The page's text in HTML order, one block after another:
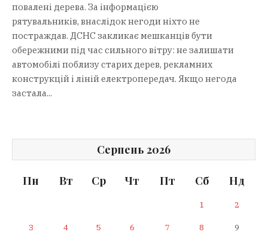
повалені дерева. За інформацією
рятувальників, внаслідок негоди ніхто не
постраждав. ДСНС закликає мешканців бути
обережними під час сильного вітру: не залишати
автомобілі поблизу старих дерев, рекламних
конструкцій і ліній електропередач. Якщо негода
застала...
Серпень 2026
Пн Вт Ср Чт Пт Сб Нд
1 2
3 4 5 6 7 8 9